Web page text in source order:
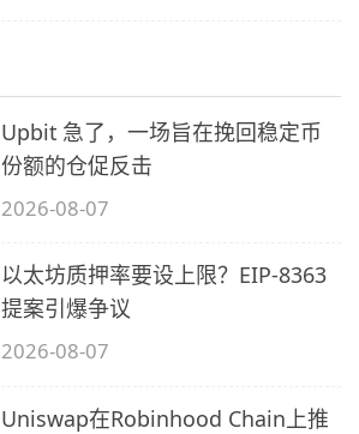
Upbit 急了，一场旨在挽回稳定币
份额的仓促反击
2026-08-07
以太坊质押率要设上限？EIP-8363
提案引爆争议
2026-08-07
Uniswap在Robinhood Chain上推